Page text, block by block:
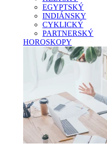
EGYPTSKÝ
INDIÁNSKY
CYKLICKÝ
PARTNERSKÝ
HOROSKOPY